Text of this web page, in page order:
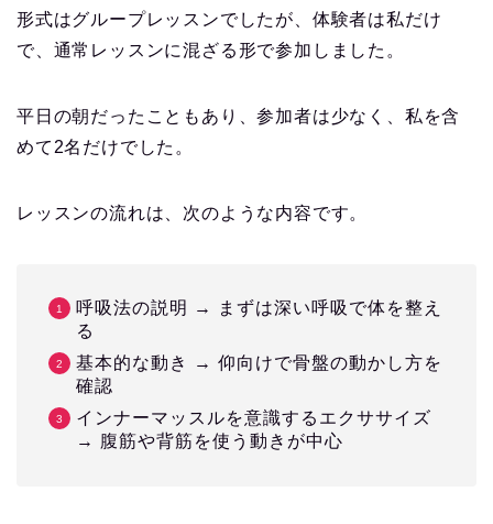
形式はグループレッスンでしたが、体験者は私だけ
で、通常レッスンに混ざる形で参加しました。
平日の朝だったこともあり、参加者は少なく、私を含
めて2名だけでした。
レッスンの流れは、次のような内容です。
呼吸法の説明 → まずは深い呼吸で体を整え
る
基本的な動き → 仰向けで骨盤の動かし方を
確認
インナーマッスルを意識するエクササイズ
→ 腹筋や背筋を使う動きが中心